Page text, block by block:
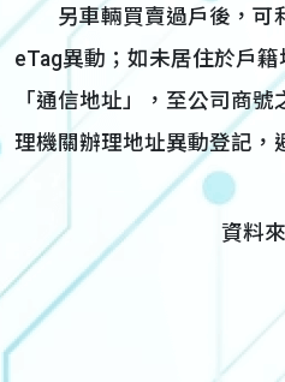
另車輛買賣過戶後，可
eTag異動；如未居住於戶
「通信地址」，至公司商
理機關辦理地址異動登記，
資料